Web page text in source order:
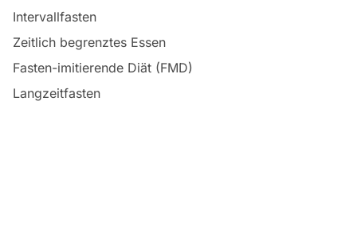
Intervallfasten
Zeitlich begrenztes Essen
Fasten-imitierende Diät (FMD)
Langzeitfasten